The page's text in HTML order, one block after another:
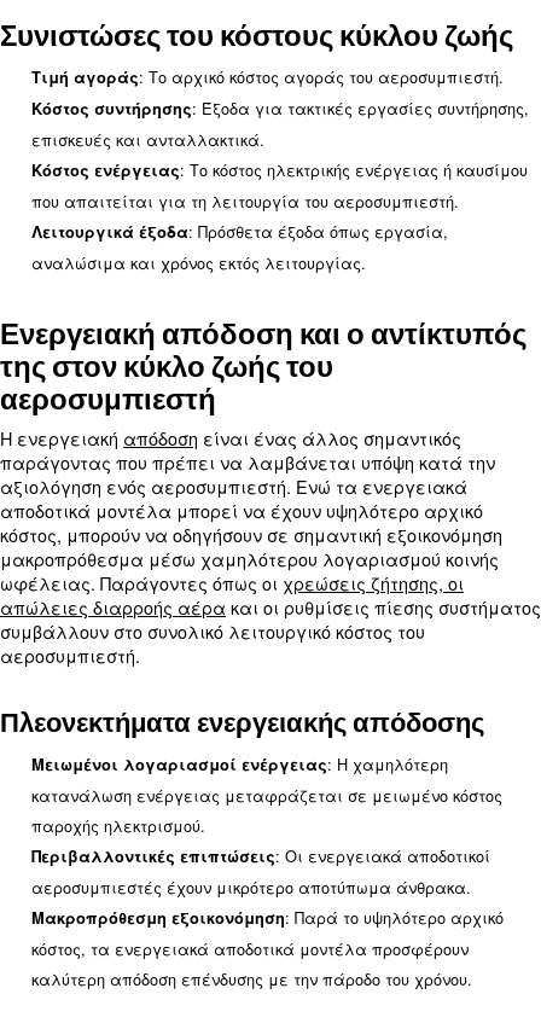
Περιβάλλον:
Το περιβάλλον λειτουργίας,
συμπεριλαμβανομένης της θερμοκρασίας, της
της καθαριότητας, μπορεί να επηρεάσει την
διάρκεια ζωής του αεροσυμπιεστή. Τα αντίξοα
ενδέχεται να απαιτούν συχνότερη συντήρηση και
αντικατάσταση.
Υπολογισμός του πραγματικού
αεροσυμπιεστή
Μια δημοφιλής μέθοδος για την εκτίμηση του
κόστους κύκλου ζωής ενός αεροσυμπιεστή είναι
της τιμής αγοράς, του κόστους συντήρησης, του
ενέργειας και άλλων λειτουργικών εξόδων.
Η τιμή αγοράς είναι η ευκολότερη να
σημαντικό να ληφθεί υπόψη και το κόστος των
και του σέρβις. Τα τακτικά έξοδα συντήρησης, η
διαθεσιμότητα ανταλλακτικών και το κόστος
παίζουν ρόλο στο συνολικό κόστος ιδιοκτησίας.
Συνιστώσες του κόστους
Τιμή αγοράς: Το αρχικό κόστος αγοράς του
Κόστος συντήρησης
επισκευές και ανταλλακτικά.
Κόστος ενέργειας
: Το κόστος ηλεκτρικής
που απαιτείται για τη λειτουργία του
Λειτουργικά έξοδα: Πρόσθετα έξοδα όπως